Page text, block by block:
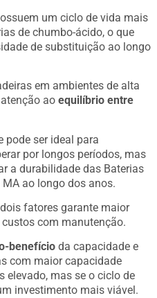
um ciclo de vida mais
de chumbo-ácido, o que
de substituição ao longo
em ambientes de alta
aoequilíbrio entre
pode ser ideal para
por longos períodos, mas
a durabilidade das Baterias
ao longo dos anos.
fatores garante maior
com manutenção.
benefício da capacidade e
com maior capacidade
elevado, mas se o ciclo de
investimento mais viável.